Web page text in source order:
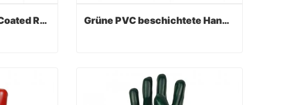
Schwarze PVC Fully Coated Rough Finish Handschuhe Grüne PVC beschichtete Handschuhe Sandy Finish
Contact Now